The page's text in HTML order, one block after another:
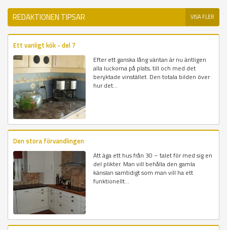
REDAKTIONEN TIPSAR VISA FLER
Ett vanligt kök - del 7
Efter ett ganska lång väntan är nu äntligen
alla luckorna på plats, till och med det
beryktade vinstället. Den totala bilden över
hur det...
Den stora förvandlingen
Att äga ett hus från 30 – talet för med sig en
del plikter. Man vill behålla den gamla
känslan samtidigt som man vill ha ett
funktionellt...